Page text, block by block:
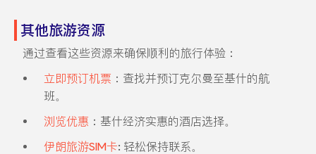
其他旅游资源
通过查看这些资源来确保顺利的旅行体验：
立即预订机票 ：查找并预订克尔曼至基什的航
班。
浏览优惠 ：基什经济实惠的酒店选择。
伊朗旅游SIM卡: 轻松保持联系。